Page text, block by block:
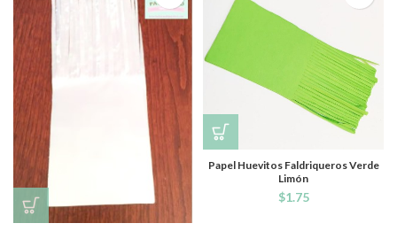
Papel Huevitos Faldriqueros Verde
Limón
$1.75